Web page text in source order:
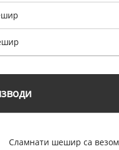
Сламнати шешир са везом